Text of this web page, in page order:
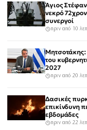
Άγιος
νεκρό
συνεργοί
πριν από 10
Μητσοτάκης:
του
2027
πριν από 20
Δασικές
επικίνδυνη
εβδομάδες
πριν από 22